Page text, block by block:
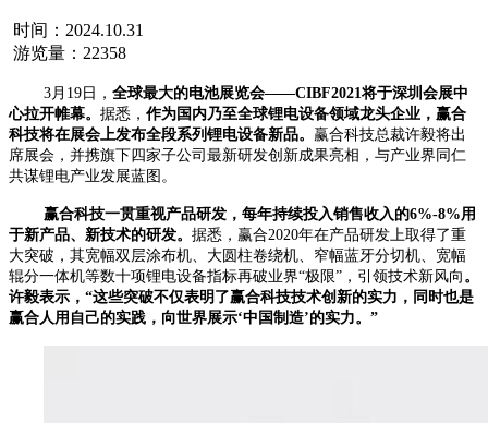
时间：2024.10.31
游览量：22358
3月19日， 全球最大的电池展览会——CIBF2021将于深圳会展中
心拉开帷幕。 据悉， 作为国内乃至全球锂电设备领域龙头企业，赢合
科技将在展会上发布全段系列锂电设备新品。 赢合科技总裁许毅将出
席展会，并携旗下四家子公司最新研发创新成果亮相，与产业界同仁
共谋锂电产业发展蓝图。
赢合科技一贯重视产品研发，每年持续投入销售收入的6%-8%用
于新产品、新技术的研发。 据悉，赢合2020年在产品研发上取得了重
大突破，其宽幅双层涂布机、大圆柱卷绕机、窄幅蓝牙分切机、宽幅
辊分一体机等数十项锂电设备指标再破业界“极限”，引领技术新风向 。
许毅表示，“这些突破不仅表明了赢合科技技术创新的实力，同时也是
赢合人用自己的实践，向世界展示‘中国制造’的实力。”